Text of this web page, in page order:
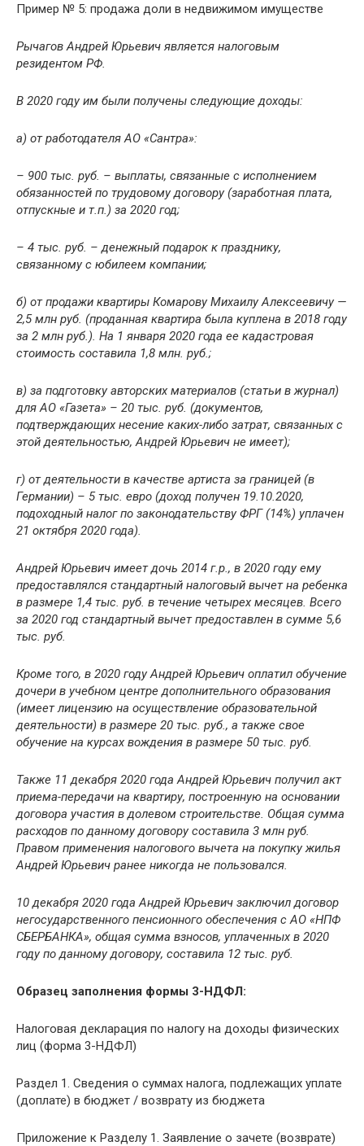
Пример № 5: продажа доли в недвижимом имуществе
Рычагов Андрей Юрьевич является налоговым
резидентом РФ.
В 2020 году им были получены следующие доходы:
а) от работодателя АО «Сантра»:
– 900 тыс. руб. – выплаты, связанные с исполнением
обязанностей по трудовому договору (заработная плата,
отпускные и т.п.) за 2020 год;
– 4 тыс. руб. – денежный подарок к празднику,
связанному с юбилеем компании;
б) от продажи квартиры Комарову Михаилу Алексеевичу —
2,5 млн руб. (проданная квартира была куплена в 2018 году
за 2 млн руб.). На 1 января 2020 года ее кадастровая
стоимость составила 1,8 млн. руб.;
в) за подготовку авторских материалов (статьи в журнал)
для АО «Газета» – 20 тыс. руб. (документов,
подтверждающих несение каких-либо затрат, связанных с
этой деятельностью, Андрей Юрьевич не имеет);
г) от деятельности в качестве артиста за границей (в
Германии) – 5 тыс. евро (доход получен 19.10.2020,
подоходный налог по законодательству ФРГ (14%) уплачен
21 октября 2020 года).
Андрей Юрьевич имеет дочь 2014 г.р., в 2020 году ему
предоставлялся стандартный налоговый вычет на ребенка
в размере 1,4 тыс. руб. в течение четырех месяцев. Всего
за 2020 год стандартный вычет предоставлен в сумме 5,6
тыс. руб.
Кроме того, в 2020 году Андрей Юрьевич оплатил обучение
дочери в учебном центре дополнительного образования
(имеет лицензию на осуществление образовательной
деятельности) в размере 20 тыс. руб., а также свое
обучение на курсах вождения в размере 50 тыс. руб.
Также 11 декабря 2020 года Андрей Юрьевич получил акт
приема-передачи на квартиру, построенную на основании
договора участия в долевом строительстве. Общая сумма
расходов по данному договору составила 3 млн руб.
Правом применения налогового вычета на покупку жилья
Андрей Юрьевич ранее никогда не пользовался.
10 декабря 2020 года Андрей Юрьевич заключил договор
негосударственного пенсионного обеспечения с АО «НПФ
СБЕРБАНКА», общая сумма взносов, уплаченных в 2020
году по данному договору, составила 12 тыс. руб.
Образец заполнения формы 3-НДФЛ:
Налоговая декларация по налогу на доходы физических
лиц (форма 3-НДФЛ)
Раздел 1. Сведения о суммах налога, подлежащих уплате
(доплате) в бюджет / возврату из бюджета
Приложение к Разделу 1. Заявление о зачете (возврате)